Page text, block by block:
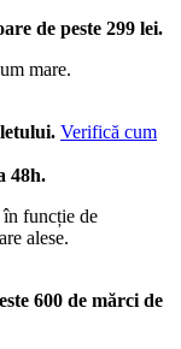
de peste 299 lei.
mare.
Verifică cum
48h.
în funcție de
alese.
600 de mărci de